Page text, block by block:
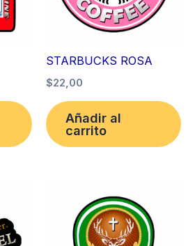
STARBUCKS ROSA
$22,00
Añadir al
carrito